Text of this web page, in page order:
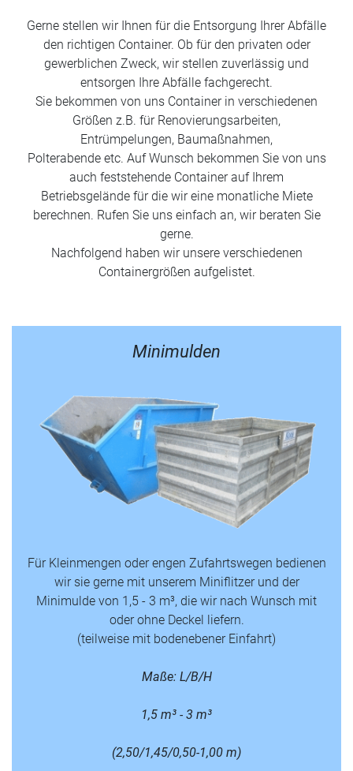
Gerne stellen wir Ihnen für die Entsorgung Ihrer Abfälle
den richtigen Container. Ob für den privaten oder
gewerblichen Zweck, wir stellen zuverlässig und
entsorgen Ihre Abfälle fachgerecht.
Sie bekommen von uns Container in verschiedenen
Größen z.B. für Renovierungsarbeiten,
Entrümpelungen, Baumaßnahmen,
Polterabende etc. Auf Wunsch bekommen Sie von uns
auch feststehende Container auf Ihrem
Betriebsgelände für die wir eine monatliche Miete
berechnen. Rufen Sie uns einfach an, wir beraten Sie
gerne.
Nachfolgend haben wir unsere verschiedenen
Containergrößen aufgelistet.
Minimulden
Für Kleinmengen oder engen Zufahrtswegen bedienen
wir sie gerne mit unserem Miniflitzer und der
Minimulde von 1,5 - 3 m³, die wir nach Wunsch mit
oder ohne Deckel liefern.
(teilweise mit bodenebener Einfahrt)
Maße: L/B/H
1,5 m³ - 3 m³
(2,50/1,45/0,50-1,00 m)